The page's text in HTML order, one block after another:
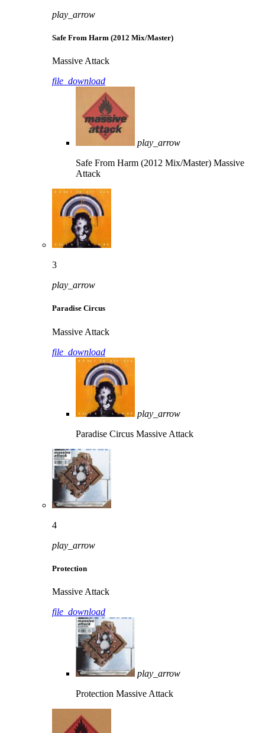
play_arrow
Safe From Harm (2012 Mix/Master)
Massive Attack
file_download
play_arrow
Safe From Harm (2012 Mix/Master) Massive
Attack
3
play_arrow
Paradise Circus
Massive Attack
file_download
play_arrow
Paradise Circus Massive Attack
4
play_arrow
Protection
Massive Attack
file_download
play_arrow
Protection Massive Attack